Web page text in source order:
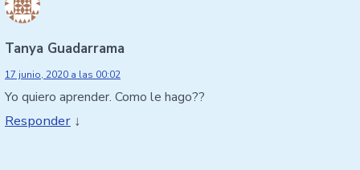
Tanya Guadarrama
17 junio, 2020 a las 00:02
Yo quiero aprender. Como le hago??
Responder ↓